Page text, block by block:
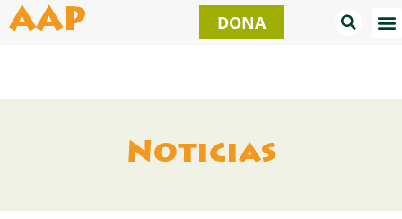
alAAP DONA
Noticias